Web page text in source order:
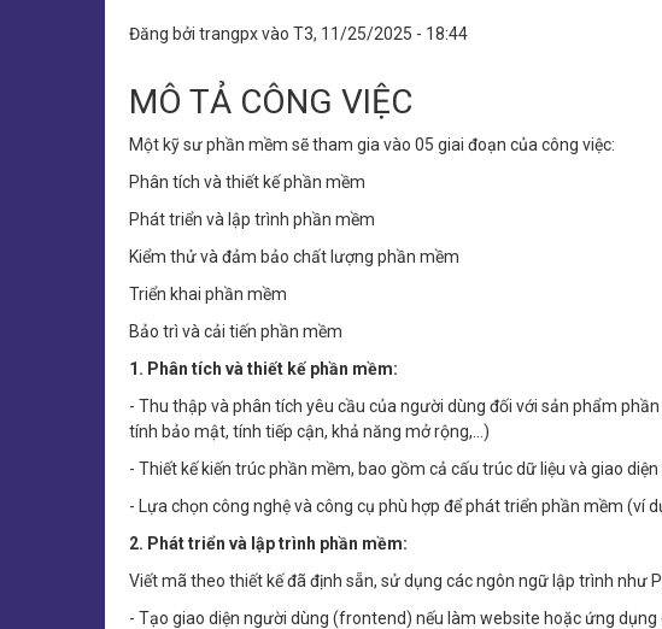
Đăng bởi trangpxvào T3, 11/25/2025 - 18:44
MÔ TẢ CÔNG VIỆC
Một kỹ sư phần mềm sẽ tham gia vào 05 giai đoạn của công việc:
Phân tích và thiết kế phần mềm
Phát triển và lập trình phần mềm
Kiểm thử và đảm bảo chất lượng phần mềm
Triển khai phần mềm
Bảo trì và cải tiến phần mềm
1. Phân tích và thiết kế phần mềm:
- Thu thập và phân tích yêu cầu của người dùng đối với sản phẩm
tính bảo mật, tính tiếp cận, khả năng mở rộng,…)
- Thiết kế kiến trúc phần mềm, bao gồm cả cấu trúc dữ liệu và giao diện
- Lựa chọn công nghệ và công cụ phù hợp để phát triển phần mềm (ví
2. Phát triển và lập trình phần mềm:
Viết mã theo thiết kế đã định sẵn, sử dụng các ngôn ngữ lập trình như
- Tạo giao diện người dùng (frontend) nếu làm website hoặc ứng dụng